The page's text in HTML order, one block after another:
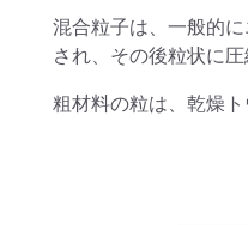
混合粒子は、一般的
され、その後粒状に圧
粗材料の粒は、乾燥